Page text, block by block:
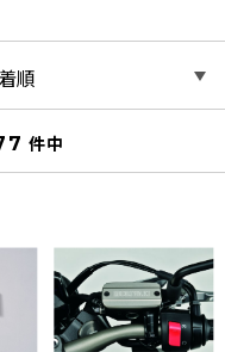
件